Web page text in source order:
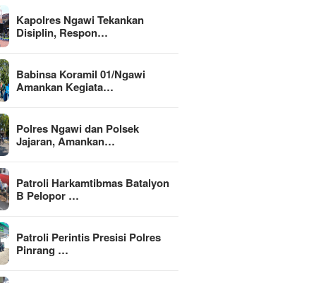
Kapolres Ngawi Tekankan
Disiplin, Respon…
Babinsa Koramil 01/Ngawi
Amankan Kegiata…
Polres Ngawi dan Polsek
Jajaran, Amankan…
Patroli Harkamtibmas Batalyon
B Pelopor …
Patroli Perintis Presisi Polres
Pinrang …